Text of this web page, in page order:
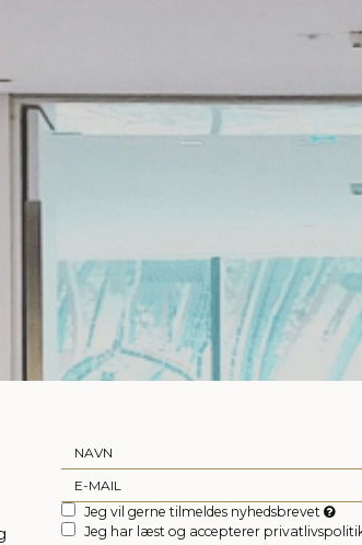
Jeg vil gerne tilmeldes nyhedsbrevet
Jeg har læst og accepterer